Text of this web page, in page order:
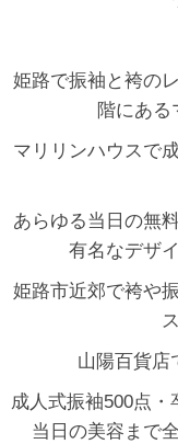
姫路で振袖と袴の
階にある
マリリンハウスで
あらゆる当日の無
有名なデザ
姫路市近郊で袴や
山陽百貨店
成人式振袖500点・
当日の美容まで